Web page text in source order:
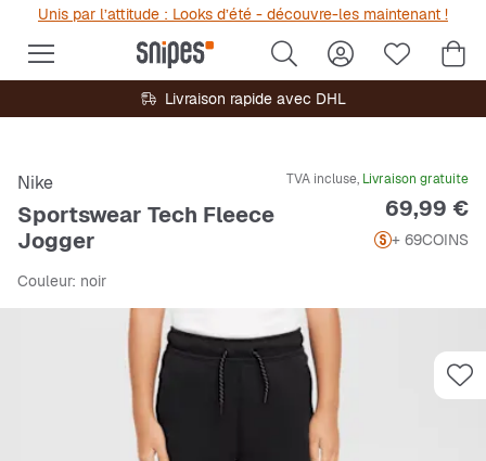
Unis par l’attitude : Looks d’été - découvre-les maintenant !
Livraison rapide avec DHL
Nike
Sportswear Tech Fleece
Jogger
TVA incluse, Livraison gratuite
Prix
69,99 €
+ 69COINS
Couleur: noir